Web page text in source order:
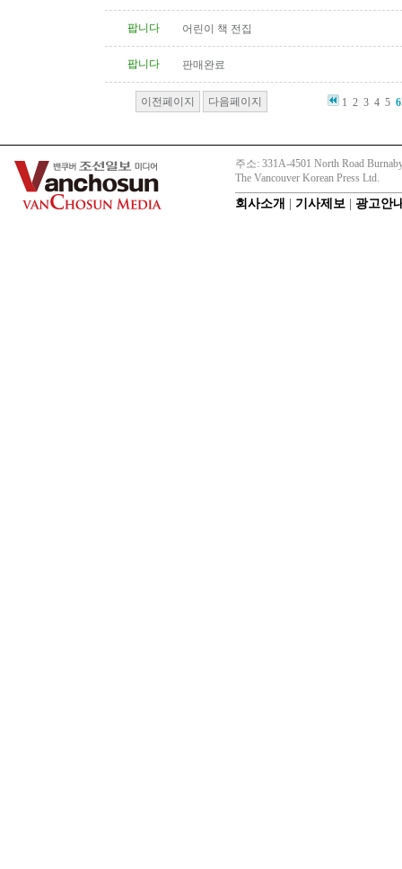
팝니다 어린이 책 전집
팝니다 판매완료
이전페이지 다음페이지 1 2 3 4 5 6
주소: 331A-4501 North Road
The Vancouver Korean Press Ltd.
회사소개 기사제보 광고안